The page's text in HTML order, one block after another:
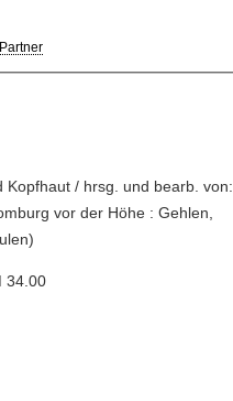
Kopfhaut / hrsg. und bearb. von:
vor der Höhe : Gehlen,
34.00